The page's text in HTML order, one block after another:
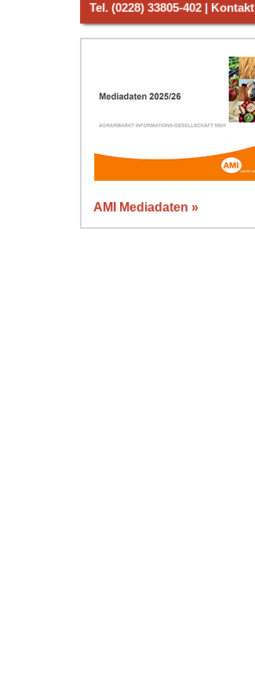
Tel. (0228) 33805-402 | Kontakt
AMI Mediadaten »